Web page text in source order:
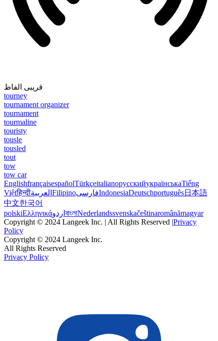
قریبی الفاظ
tourney
tournament organizer
tournament
tourmaline
touristy
tousle
tousled
tout
tow
tow car
EnglishfrançaisespañolTürkçeitalianoрусскийукраїнськаTiếng
Việtहिन्दीالعربية FilipinoفارسیIndonesiaDeutschportuguês日本語
中文한국어
polskiΕλληνικάاردو বাংলাNederlandssvenskačeštinaromânămagyar
Copyright © 2024 Langeek Inc. | All Rights Reserved |Privacy
Policy
Copyright © 2024 Langeek Inc.
All Rights Reserved
Privacy Policy